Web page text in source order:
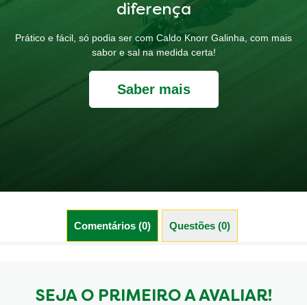
diferença
Prático e fácil, só podia ser com Caldo Knorr Galinha, com mais
sabor e sal na medida certa!
Saber mais
Comentários (0) Questões (0)
SEJA O PRIMEIRO A AVALIAR!